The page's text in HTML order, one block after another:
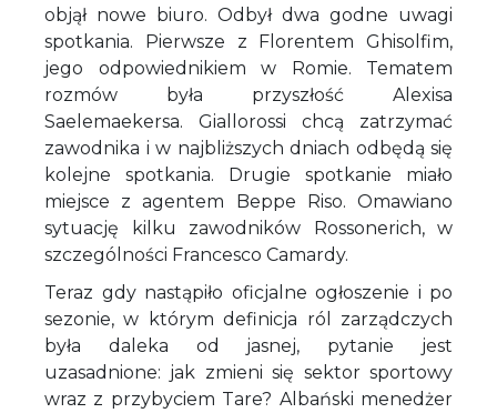
objął nowe biuro. Odbył dwa godne uwagi
spotkania. Pierwsze z Florentem Ghisolfim,
jego odpowiednikiem w Romie. Tematem
rozmów była przyszłość Alexisa
Saelemaekersa. Giallorossi chcą zatrzymać
zawodnika i w najbliższych dniach odbędą się
kolejne spotkania. Drugie spotkanie miało
miejsce z agentem Beppe Riso. Omawiano
sytuację kilku zawodników Rossonerich, w
szczególności Francesco Camardy.
Teraz gdy nastąpiło oficjalne ogłoszenie i po
sezonie, w którym definicja ról zarządczych
była daleka od jasnej, pytanie jest
uzasadnione: jak zmieni się sektor sportowy
wraz z przybyciem Tare? Albański menedżer